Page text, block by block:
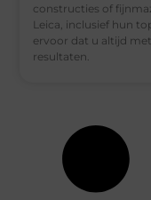
constructies of
Leica, inclusief hun
ervoor dat u altijd
resultaten.